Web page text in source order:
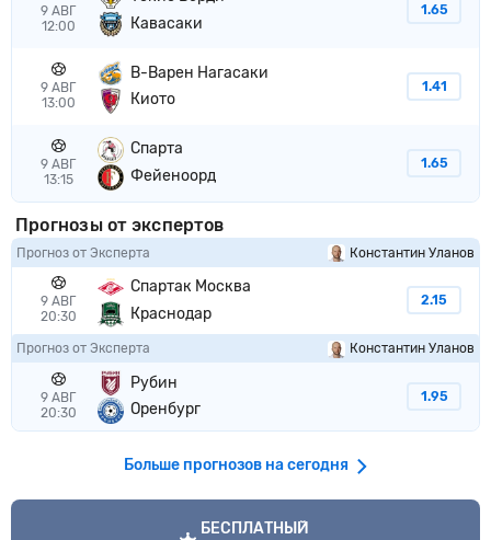
9 АВГ
12:00
Кавасаки
1.65
9 АВГ
13:00
В-Варен Нагасаки
Киото
1.41
9 АВГ
13:15
Спарта
Фейеноорд
1.65
Прогнозы от экспертов
Прогноз от Эксперта Константин Уланов
9 АВГ
20:30
Спартак Москва
Краснодар
2.15
Прогноз от Эксперта Константин Уланов
9 АВГ
20:30
Рубин
Оренбург
1.95
Больше прогнозов на сегодня
VIP прогноз
БЕСПЛАТНЫЙ